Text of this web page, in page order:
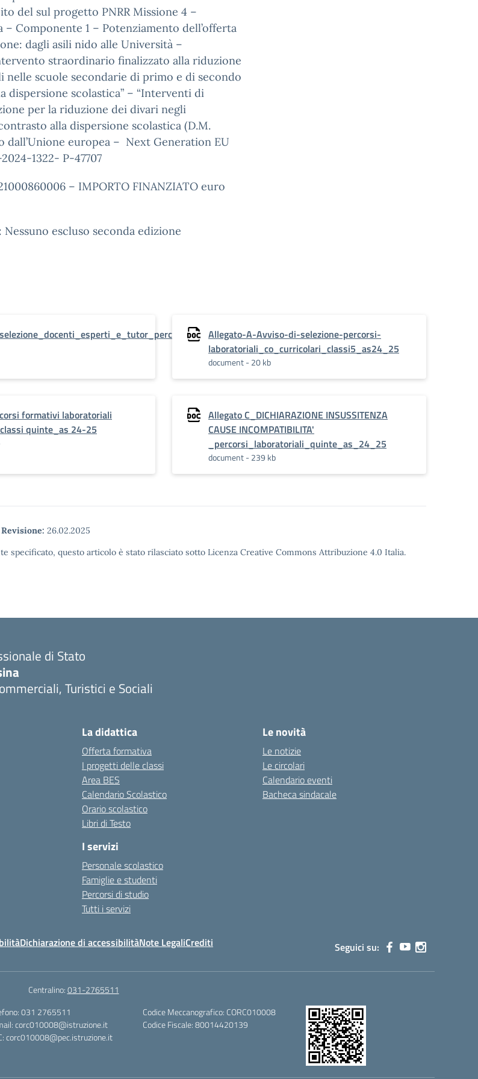
del sul progetto PNRR Missione 4 –
– Componente 1 – Potenziamento dell’offerta
dagli asili nido alle Università –
straordinario finalizzato alla riduzione
scuole secondarie di primo e di secondo
dispersione scolastica” – “Interventi di
per la riduzione dei divari negli
alla dispersione scolastica (D.M.
dall’Unione europea – Next Generation EU
1322- P-47707
– IMPORTO FINANZIATO euro
escluso seconda edizione
Allegato-A-Avviso-di-selezione-percorsi-
laboratoriali_co_curricolari_classi5_as24_25
document - 20 kb
formativi laboratoriali
quinte_as 24-25
Allegato C_DICHIARAZIONE INSUSSITENZA
CAUSE INCOMPATIBILITA'
_percorsi_laboratoriali_quinte_as_24_25
document - 239 kb
Revisione: 26.02.2025
specificato, questo articolo è stato rilasciato sotto Licenza Creative Commons Attribuzione 4.0 Italia.
di Stato
Turistici e Sociali
La didattica
Offerta formativa
I progetti delle classi
Area BES
Calendario Scolastico
Orario scolastico
Libri di Testo
I servizi
Personale scolastico
Famiglie e studenti
Percorsi di studio
Tutti i servizi
Le novità
Le notizie
Le circolari
Calendario eventi
Bacheca sindacale
Dichiarazione di accessibilitàNote LegaliCrediti Seguici su:
Centralino:031-2765511
031 2765511
corc010008@istruzione.it
corc010008@pec.istruzione.it
Codice Meccanografico: CORC010008
Codice Fiscale: 80014420139